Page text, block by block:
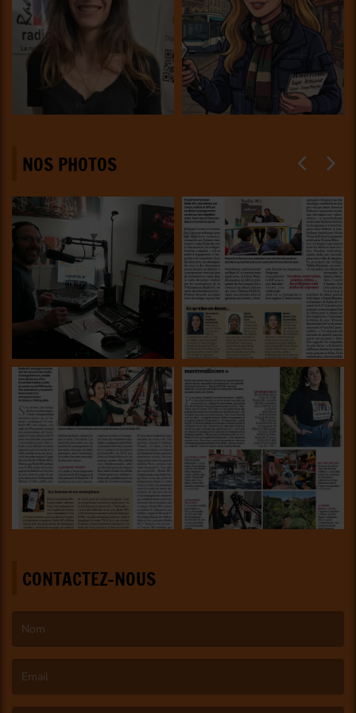
NOS PHOTOS
CONTACTEZ-NOUS